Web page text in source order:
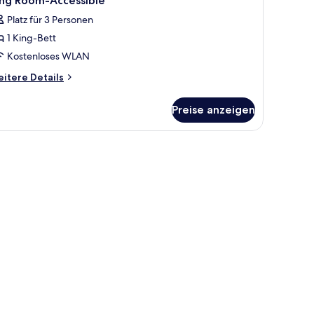
Platz für 3 Personen
1 King-Bett
Kostenloses WLAN
Details
Preise anzeigen